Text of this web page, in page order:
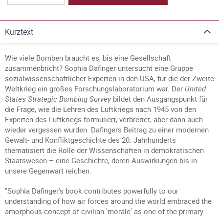
Kurztext
Wie viele Bomben braucht es, bis eine Gesellschaft
zusammenbricht? Sophia Dafinger untersucht eine Gruppe
sozialwissenschaftlicher Experten in den USA, für die der Zweite
Weltkrieg ein großes Forschungslaboratorium war. Der United
States Strategic Bombing Survey bildet den Ausgangspunkt für
die Frage, wie die Lehren des Luftkriegs nach 1945 von den
Experten des Luftkriegs formuliert, verbreitet, aber dann auch
wieder vergessen wurden. Dafingers Beitrag zu einer modernen
Gewalt- und Konfliktgeschichte des 20. Jahrhunderts
thematisiert die Rolle der Wissenschaften in demokratischen
Staatswesen – eine Geschichte, deren Auswirkungen bis in
unsere Gegenwart reichen.
"Sophia Dafinger's book contributes powerfully to our
understanding of how air forces around the world embraced the
amorphous concept of civilian 'morale' as one of the primary